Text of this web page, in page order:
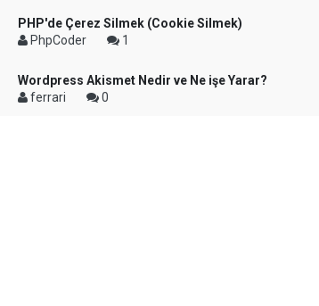
PHP'de Çerez Silmek (Cookie Silmek)
PhpCoder
1
Wordpress Akismet Nedir ve Ne işe Yarar?
ferrari
0